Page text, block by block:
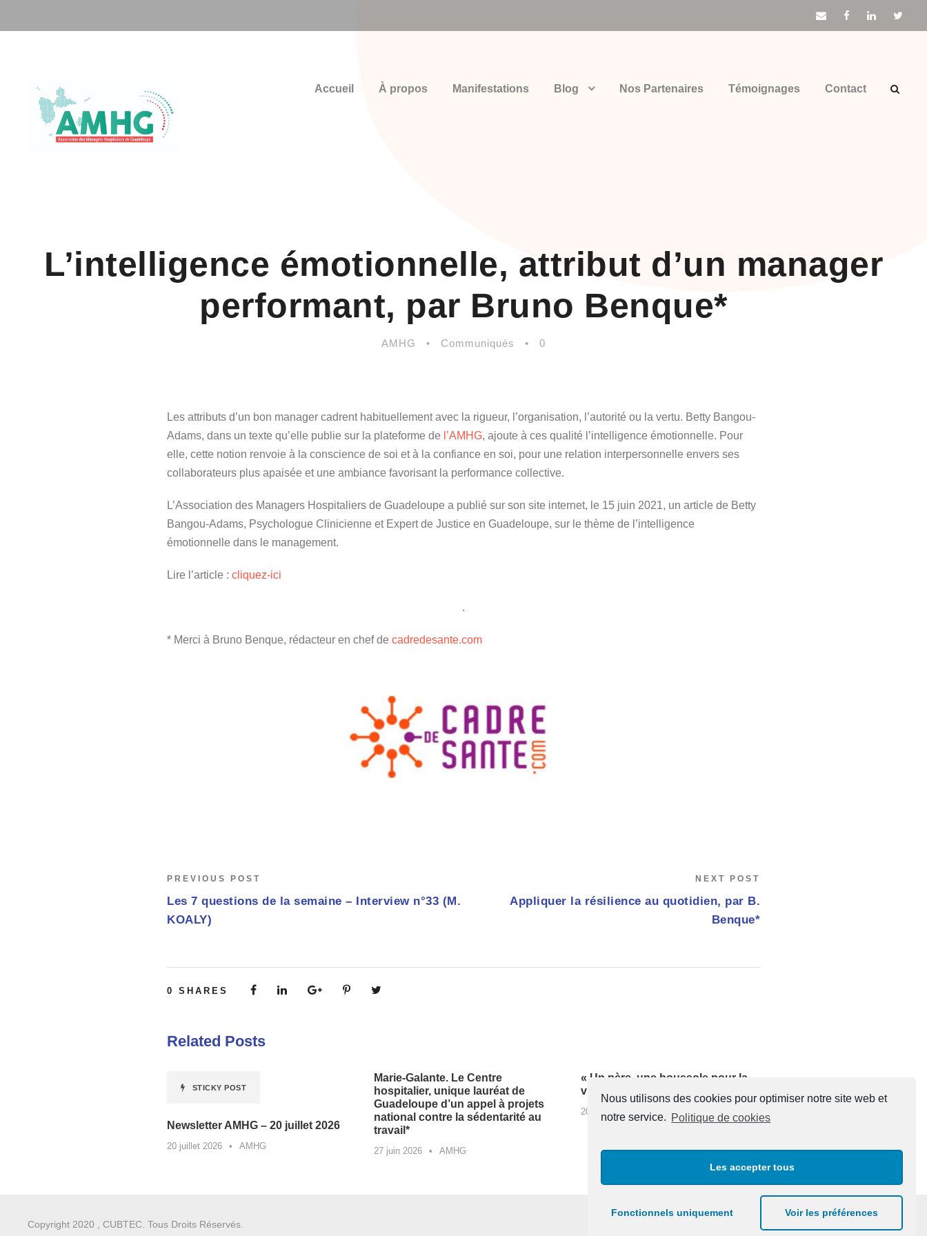
Nous utilisons des cookies pour optimiser notre site web et
notre service. Politique de cookies
Les accepter tous
Fonctionnels uniquement Voir les préférences
Accueil À propos Manifestations Blog Nos Partenaires Témoignages Contact
L’intelligence émotionnelle, attribut d’un manager
performant, par Bruno Benque*
AMHG • Communiqués • 0
Les attributs d’un bon manager cadrent habituellement avec la rigueur, l’organisation, l’autorité ou la vertu. Betty Bangou-
Adams, dans un texte qu’elle publie sur la plateforme de l’AMHG, ajoute à ces qualité l’intelligence émotionnelle. Pour
elle, cette notion renvoie à la conscience de soi et à la confiance en soi, pour une relation interpersonnelle envers ses
collaborateurs plus apaisée et une ambiance favorisant la performance collective.
L’Association des Managers Hospitaliers de Guadeloupe a publié sur son site internet, le 15 juin 2021, un article de Betty
Bangou-Adams, Psychologue Clinicienne et Expert de Justice en Guadeloupe, sur le thème de l’intelligence
émotionnelle dans le management.
Lire l’article : cliquez-ici
.
* Merci à Bruno Benque, rédacteur en chef de cadredesante.com
PREVIOUS POST
Les 7 questions de la semaine – Interview n°33 (M.
KOALY)
NEXT POST
Appliquer la résilience au quotidien, par B.
Benque*
0 SHARES
Related Posts
STICKY POST
Newsletter AMHG – 20 juillet 2026
20 juillet 2026 • AMHG
Marie-Galante. Le Centre
hospitalier, unique lauréat de
Guadeloupe d’un appel à projets
national contre la sédentarité au
travail*
27 juin 2026 • AMHG
« Un père, une boussole pour la
vie »
20 juin 2026 AMHG
Copyright 2020 , CUBTEC. Tous Droits Réservés.